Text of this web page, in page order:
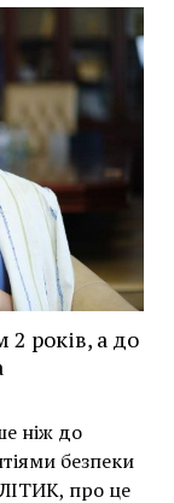
2 років, а до
ніж до
безпеки
про це